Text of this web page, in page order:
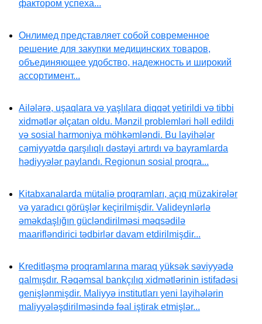
фактором успеха...
Онлимед представляет собой современное
решение для закупки медицинских товаров,
объединяющее удобство, надежность и широкий
ассортимент...
Ailələrə, uşaqlara və yaşlılara diqqət yetirildi və tibbi
xidmətlər əlçatan oldu. Mənzil problemləri həll edildi
və sosial harmoniya möhkəmləndi. Bu layihələr
cəmiyyətdə qarşılıqlı dəstəyi artırdı və bayramlarda
hədiyyələr paylandı. Regionun sosial proqra...
Kitabxanalarda mütaliə proqramları, açıq müzakirələr
və yaradıcı görüşlər keçirilmişdir. Valideynlərlə
əməkdaşlığın gücləndirilməsi məqsədilə
maarifləndirici tədbirlər davam etdirilmişdir...
Kreditləşmə proqramlarına maraq yüksək səviyyədə
qalmışdır. Rəqəmsal bankçılıq xidmətlərinin istifadəsi
genişlənmişdir. Maliyyə institutları yeni layihələrin
maliyyələşdirilməsində fəal iştirak etmişlər...